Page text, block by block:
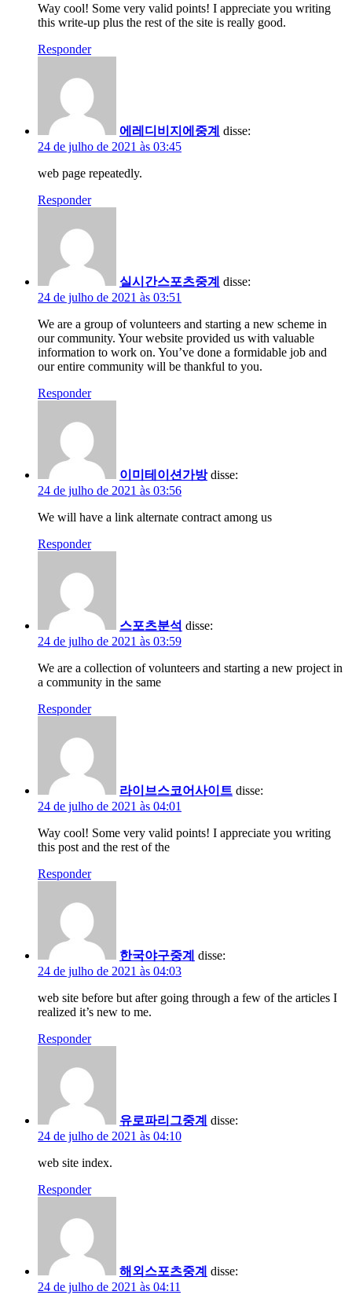
Way cool! Some very valid points! I appreciate you writing
this write-up plus the rest of the site is really good.
Responder
에레디비지에중계 disse:
24 de julho de 2021 às 03:45
web page repeatedly.
Responder
실시간스포츠중계 disse:
24 de julho de 2021 às 03:51
We are a group of volunteers and starting a new scheme in
our community. Your website provided us with valuable
information to work on. You’ve done a formidable job and
our entire community will be thankful to you.
Responder
이미테이션가방 disse:
24 de julho de 2021 às 03:56
We will have a link alternate contract among us
Responder
스포츠분석 disse:
24 de julho de 2021 às 03:59
We are a collection of volunteers and starting a new project in
a community in the same
Responder
라이브스코어사이트 disse:
24 de julho de 2021 às 04:01
Way cool! Some very valid points! I appreciate you writing
this post and the rest of the
Responder
한국야구중계 disse:
24 de julho de 2021 às 04:03
web site before but after going through a few of the articles I
realized it’s new to me.
Responder
유로파리그중계 disse:
24 de julho de 2021 às 04:10
web site index.
Responder
해외스포츠중계 disse:
24 de julho de 2021 às 04:11